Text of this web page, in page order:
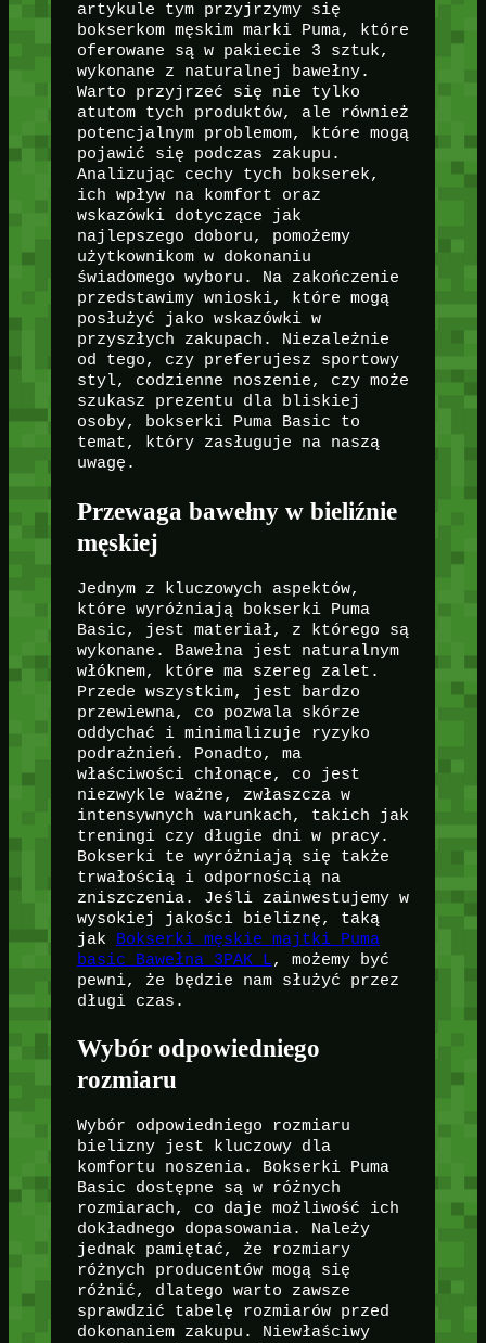
artykule tym przyjrzymy się
bokserkom męskim marki Puma, które
oferowane są w pakiecie 3 sztuk,
wykonane z naturalnej bawełny.
Warto przyjrzeć się nie tylko
atutom tych produktów, ale również
potencjalnym problemom, które mogą
pojawić się podczas zakupu.
Analizując cechy tych bokserek,
ich wpływ na komfort oraz
wskazówki dotyczące jak
najlepszego doboru, pomożemy
użytkownikom w dokonaniu
świadomego wyboru. Na zakończenie
przedstawimy wnioski, które mogą
posłużyć jako wskazówki w
przyszłych zakupach. Niezależnie
od tego, czy preferujesz sportowy
styl, codzienne noszenie, czy może
szukasz prezentu dla bliskiej
osoby, bokserki Puma Basic to
temat, który zasługuje na naszą
uwagę.
Przewaga bawełny w bieliźnie
męskiej
Jednym z kluczowych aspektów,
które wyróżniają bokserki Puma
Basic, jest materiał, z którego są
wykonane. Bawełna jest naturalnym
włóknem, które ma szereg zalet.
Przede wszystkim, jest bardzo
przewiewna, co pozwala skórze
oddychać i minimalizuje ryzyko
podrażnień. Ponadto, ma
właściwości chłonące, co jest
niezwykle ważne, zwłaszcza w
intensywnych warunkach, takich jak
treningi czy długie dni w pracy.
Bokserki te wyróżniają się także
trwałością i odpornością na
zniszczenia. Jeśli zainwestujemy w
wysokiej jakości bieliznę, taką
jak
Bokserki męskie majtki Puma
basic Bawełna 3PAK L, możemy być
pewni, że będzie nam służyć przez
długi czas.
Wybór odpowiedniego
rozmiaru
Wybór odpowiedniego rozmiaru
bielizny jest kluczowy dla
komfortu noszenia. Bokserki Puma
Basic dostępne są w różnych
rozmiarach, co daje możliwość ich
dokładnego dopasowania. Należy
jednak pamiętać, że rozmiary
różnych producentów mogą się
różnić, dlatego warto zawsze
sprawdzić tabelę rozmiarów przed
dokonaniem zakupu. Niewłaściwy